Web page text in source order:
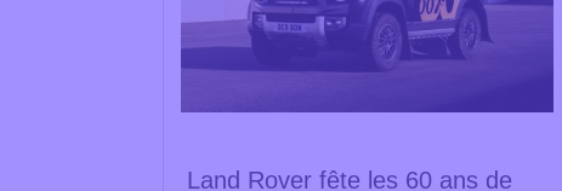
Land Rover fête les 60 ans de